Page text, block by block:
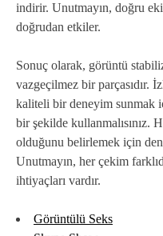
indirir. Unutmayın, doğru
doğrudan etkiler.
Sonuç olarak, görüntü
vazgeçilmez bir parçasıdır.
kaliteli bir deneyim sunmak
bir şekilde kullanmalısınız.
olduğunu belirlemek için
Unutmayın, her çekim
ihtiyaçları vardır.
Görüntülü Seks